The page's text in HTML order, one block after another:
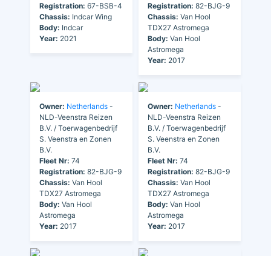
Registration: 67-BSB-4
Chassis: Indcar Wing
Body: Indcar
Year: 2021
Registration: 82-BJG-9
Chassis: Van Hool
TDX27 Astromega
Body: Van Hool
Astromega
Year: 2017
Owner: Netherlands -
NLD-Veenstra Reizen
B.V. / Toerwagenbedrijf
S. Veenstra en Zonen
B.V.
Fleet Nr: 74
Registration: 82-BJG-9
Chassis: Van Hool
TDX27 Astromega
Body: Van Hool
Astromega
Year: 2017
Owner: Netherlands -
NLD-Veenstra Reizen
B.V. / Toerwagenbedrijf
S. Veenstra en Zonen
B.V.
Fleet Nr: 74
Registration: 82-BJG-9
Chassis: Van Hool
TDX27 Astromega
Body: Van Hool
Astromega
Year: 2017